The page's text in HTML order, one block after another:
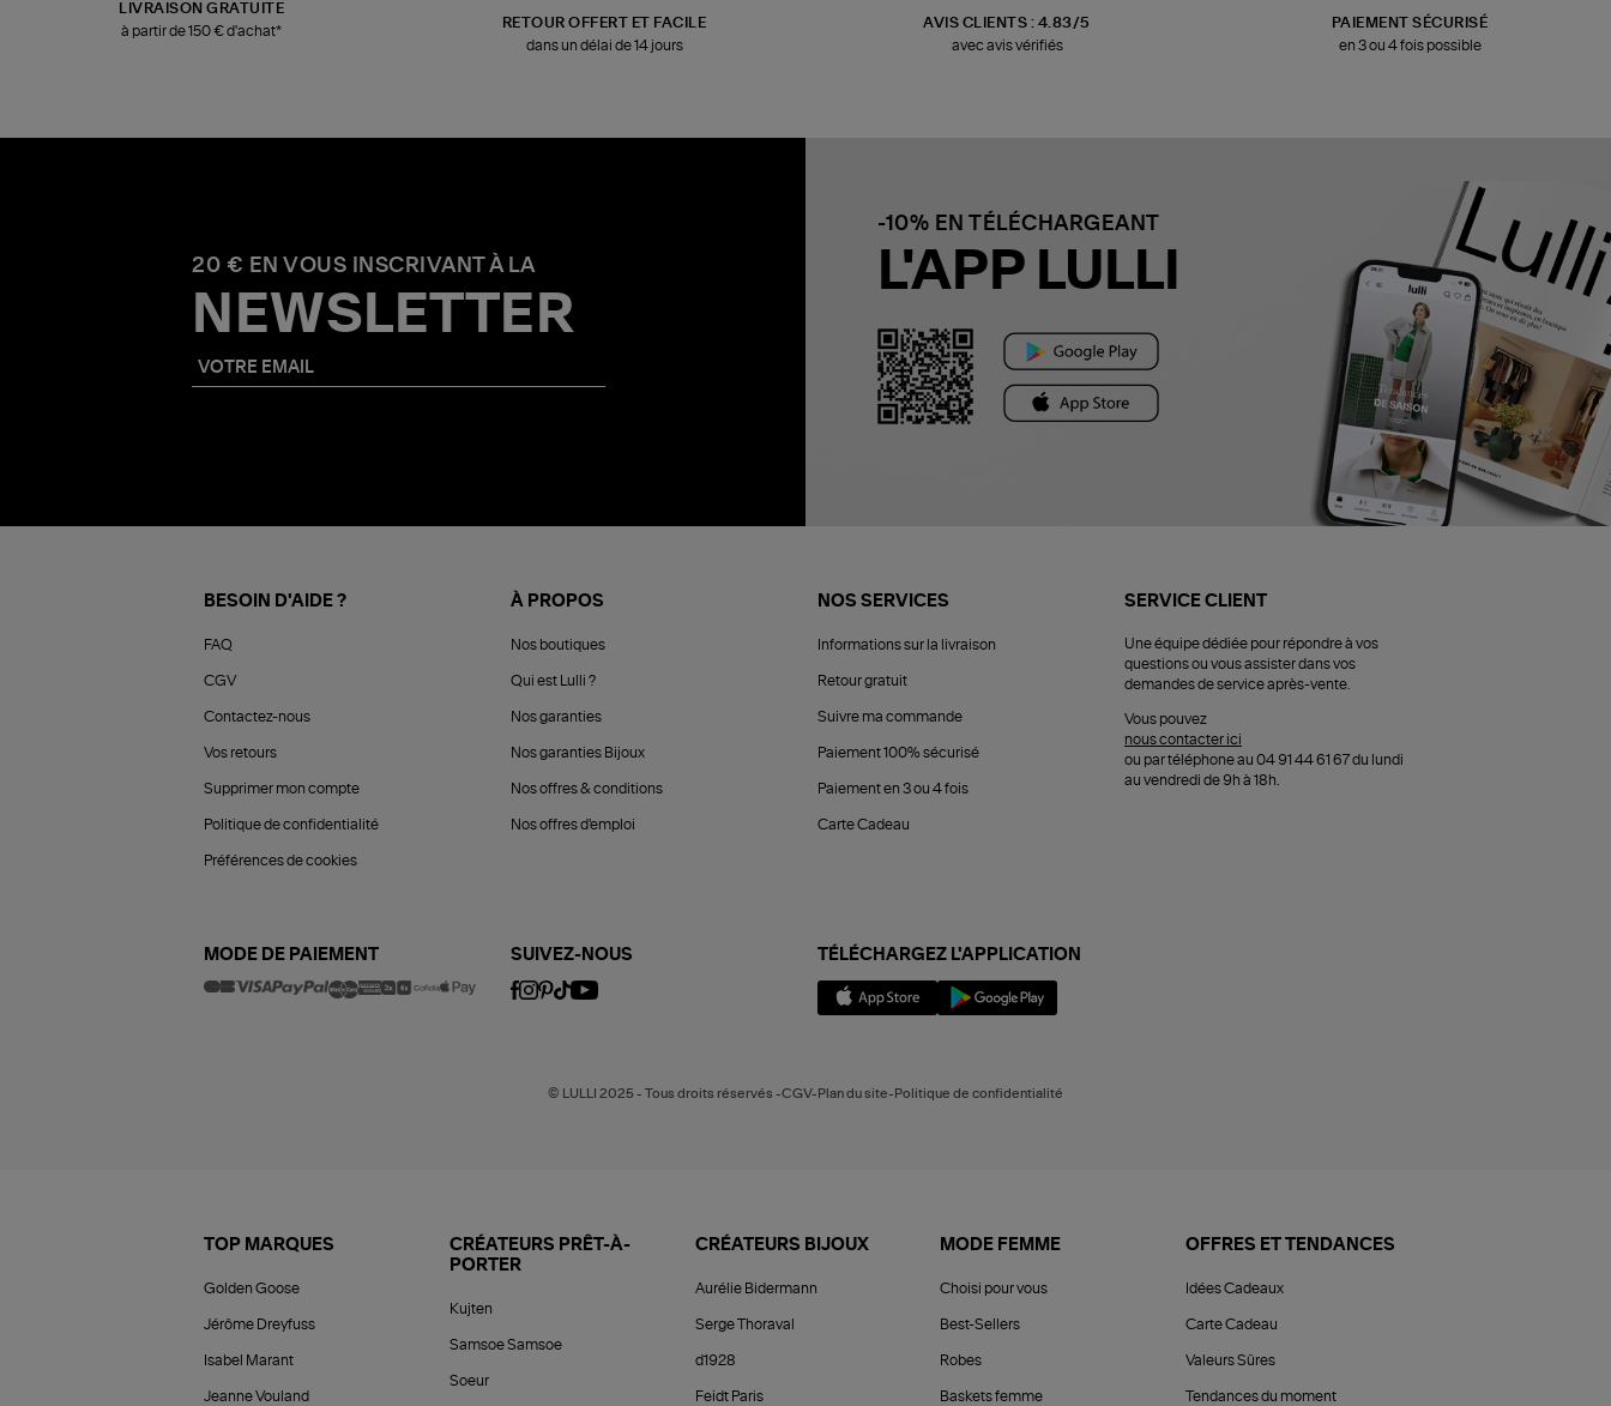
LIVRAISON GRATUITE
à partir de 150 € d'achat*
RETOUR OFFERT ET FACILE
dans un délai de 14 jours
AVIS CLIENTS : 4.83/5
avec avis vérifiés
PAIEMENT SÉCURISÉ
en 3 ou 4 fois possible
20 € EN VOUS INSCRIVANT À LA
NEWSLETTER
-10% EN TÉLÉCHARGEANT
L'APP LULLI
BESOIN D'AIDE ?
FAQ
CGV
Contactez-nous
Vos retours
Supprimer mon compte
Politique de confidentialité
Préférences de cookies
À PROPOS
Nos boutiques
Qui est Lulli ?
Nos garanties
Nos garanties Bijoux
Nos offres & conditions
Nos offres d'emploi
NOS SERVICES
Informations sur la livraison
Retour gratuit
Suivre ma commande
Paiement 100% sécurisé
Paiement en 3 ou 4 fois
Carte Cadeau
SERVICE CLIENT
Une équipe dédiée pour répondre à vos
questions ou vous assister dans vos
demandes de service après-vente.
Vous pouvez
nous contacter ici
ou par téléphone au 04 91 44 61 67 du lundi
au vendredi de 9h à 18h.
MODE DE PAIEMENT SUIVEZ-NOUS TÉLÉCHARGEZ L'APPLICATION
© LULLI 2025 - Tous droits réservés -CGV-Plan du site-Politique de confidentialité
TOP MARQUES
Golden Goose
Jérôme Dreyfuss
Isabel Marant
Jeanne Vouland
CRÉATEURS PRÊT-À-
PORTER
Kujten
Samsoe Samsoe
Soeur
CRÉATEURS BIJOUX
Aurélie Bidermann
Serge Thoraval
d1928
Feidt Paris
MODE FEMME
Choisi pour vous
Best-Sellers
Robes
Baskets femme
OFFRES ET TENDANCES
Idées Cadeaux
Carte Cadeau
Valeurs Sûres
Tendances du moment